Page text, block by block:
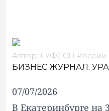
Автор: ГУФССП России
БИЗНЕС ЖУРНАЛ.
07/07/2026
В Екатеринбурге